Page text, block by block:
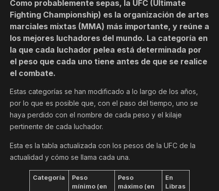
Como probablemente sepas, la UFC (Ultimate
Fighting Championship) es la organización de artes
marciales mixtas (MMA) más importante, y reúne a
los mejores luchadores del mundo. La categoría en
la que cada luchador pelea está determinada por
el peso que cada uno tiene antes de que se realice
el combate.
Estas categorías se han modificado a lo largo de los años,
por lo que es posible que, con el paso del tiempo, uno se
haya perdido con el nombre de cada peso y el kilaje
pertinente de cada luchador.
Esta es la tabla actualizada con los pesos de la UFC de la
actualidad y cómo se llama cada una.
Categoría
Peso
mínimo (en
Peso
máximo (en
En
Libras